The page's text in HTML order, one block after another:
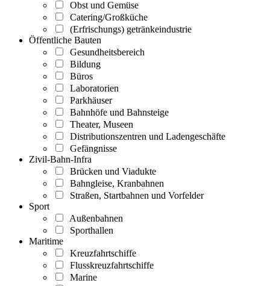
Obst und Gemüse
Catering/Großküche
(Erfrischungs) getränkeindustrie
Öffentliche Bauten
Gesundheitsbereich
Bildung
Büros
Laboratorien
Parkhäuser
Bahnhöfe und Bahnsteige
Theater, Museen
Distributionszentren und Ladengeschäfte
Gefängnisse
Zivil-Bahn-Infra
Brücken und Viadukte
Bahngleise, Kranbahnen
Straßen, Startbahnen und Vorfelder
Sport
Außenbahnen
Sporthallen
Maritime
Kreuzfahrtschiffe
Flusskreuzfahrtschiffe
Marine